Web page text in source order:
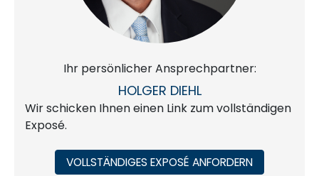
Ihr persönlicher Ansprechpartner:
HOLGER DIEHL
Wir schicken Ihnen einen Link zum vollständigen
Exposé.
VOLLSTÄNDIGES EXPOSÉ ANFORDERN